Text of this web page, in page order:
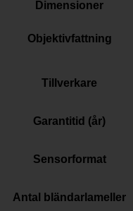
Dimensioner
Objektivfattning
Tillverkare
Garantitid (år)
Sensorformat
Antal bländarlameller